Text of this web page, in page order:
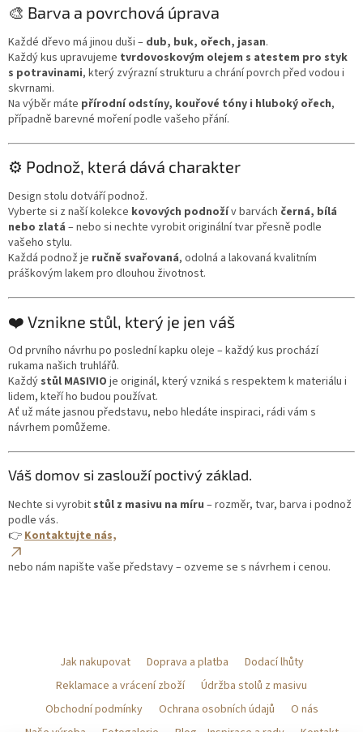
🎨 Barva a povrchová úprava
Každé dřevo má jinou duši – dub, buk, ořech, jasan.
Každý kus upravujeme tvrdovoskovým olejem s atestem pro styk
s potravinami, který zvýrazní strukturu a chrání povrch před vodou i
skvrnami.
Na výběr máte přírodní odstíny, kouřové tóny i hluboký ořech,
případně barevné moření podle vašeho přání.
⚙️ Podnož, která dává charakter
Design stolu dotváří podnož.
Vyberte si z naší kolekce kovových podnožív barvách černá, bílá
nebo zlatá – nebo si nechte vyrobit originální tvar přesně podle
vašeho stylu.
Každá podnož je ručně svařovaná, odolná a lakovaná kvalitním
práškovým lakem pro dlouhou životnost.
❤️ Vznikne stůl, který je jen váš
Od prvního návrhu po poslední kapku oleje – každý kus prochází
rukama našich truhlářů.
Každý stůl MASIVIO je originál, který vzniká s respektem k materiálu i
lidem, kteří ho budou používat.
Ať už máte jasnou představu, nebo hledáte inspiraci, rádi vám s
návrhem pomůžeme.
Váš domov si zaslouží poctivý základ.
Nechte si vyrobit stůl z masivu na míru – rozměr, tvar, barva i podnož
podle vás.
👉Kontaktujte nás,
nebo nám napište vaše představy – ozveme se s návrhem i cenou.
Jak nakupovat Doprava a platba
Dodací lhůty
Reklamace a vrácení zboží
Údržba stolů z masivu
Obchodní podmínky
Ochrana osobních údajů
O nás